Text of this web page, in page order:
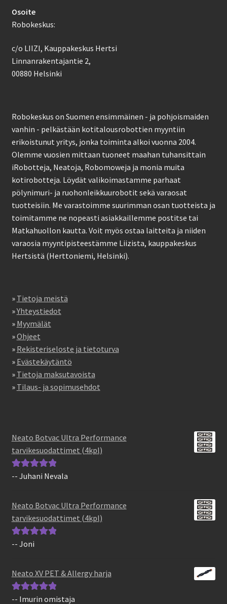
Osoite
Robokeskus:
c/o LIIZI, Kauppakeskus Hertsi
Linnanrakentajantie 2,
00880 Helsinki
Robokeskus on Suomen ensimmäinen - ja pohjoismaiden
vanhin - pelkästään kotitalousrobottien myyntiin
erikoistunut yritys, jonka toiminta alkoi vuonna 2004.
Olemme vuosien mittaan tuoneet maahan tuhansittain
iRobotteja, Neatoja, Robomoweja ja monia muita
kotirobotteja. Löydät valikoimastamme parhaat
pölynimuri- ja ruohonleikkuurobotit sekä varaosat
tuotteisiin. Me varastoimme suurimman osan tuotteista ja
toimitamme ne nopeasti asiakkaillemme postitse tai
Matkahuollon kautta. Voit myös ostaa laitteita ja niiden
varaosia myyntipisteestämme Liizista, kauppakeskus
Hertsistä (Herttoniemi, Helsinki).
» Tietoja meistä
»Yhteystiedot
» Myymälät
»Ohjeet
» Rekisteriseloste ja tietoturva
» Evästekäytäntö
» Tietoja maksutavoista
» Tilaus- ja sopimusehdot
Neato Botvac Ultra Performance
tarvikesuodattimet (4kpl)
Arvostelu
-- Juhani Nevala
Neato Botvac Ultra Performance
tarvikesuodattimet (4kpl)
Arvostelu
-- Joni
Neato XV PET & Allergy harja
Arvostelu
-- Imurin omistaja